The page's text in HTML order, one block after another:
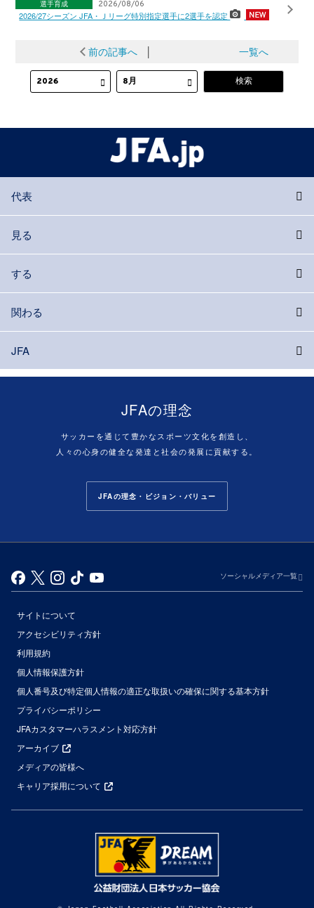
選手育成 2026/08/06
2026/27シーズン JFA・Ｊリーグ特別指定選手に2選手を認定
前の記事へ│ 一覧へ
代表
見る
する
関わる
JFA
JFAの理念
サッカーを通じて豊かなスポーツ文化を創造し、
人々の心身の健全な発達と社会の発展に貢献する。
JFAの理念・ビジョン・バリュー
ソーシャルメディア一覧
サイトについて
アクセシビリティ方針
利用規約
個人情報保護方針
個人番号及び特定個人情報の適正な取扱いの確保に関する基本方針
プライバシーポリシー
JFAカスタマーハラスメント対応方針
アーカイブ
メディアの皆様へ
キャリア採用について